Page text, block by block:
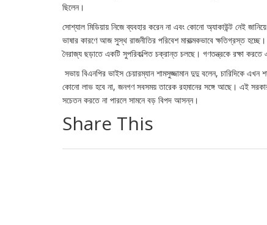
ছিলেন।
সোশ্যাল মিডিয়ায় নিজে ব্যবহার করেন না এবং কোনো অ্যাকাউন্ট নেই
ভাষার কারণে আজ সুস্থ রাজনীতির পরিবেশ মারাত্মকভাবে ক্ষতিগ্রস্ত
নৈরাজ্য ছড়াতে একটি সুপরিকল্পিত চক্রান্ত চলছে। গণতন্ত্রকে রক্ষা করতে
সভায় বিএনপির ভাইস চেয়ারম্যান শামসুজ্জামান দুদু বলেন, চারিদিকে
কোনো লাভ হবে না, জনগণ সবসময় তারেক রহমানের সঙ্গে আছে। এই
সচেতন করতে না পারলে সামনে বড় বিপদ আসন্ন।
Share This